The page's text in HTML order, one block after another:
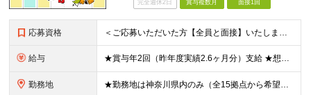
完全週休2日 賞与複数月 面接1回
応募資格 ＜ご応募いただいた方【全員と面接】いたします！＞ ●学歴不問、職種・業種未経験歓迎！ ●普通自動車免許をお持ちの方（AT限定可） ●65歳未満の方（定年年齢を上限とするため） 【こういった方も大歓迎
給与 ★賞与年2回（昨年度実績2.6ヶ月分）支給 ★想定年収400万円～ ★想定月収251,000円～267,000円 ★入社祝い金15万円あり（規定あり） 月給221,000円～236,000円＋残業手
勤務地 ★勤務地は神奈川県内のみ（全15拠点から希望を考慮） ※以下のいずれかの勤務地への配属となります ※車・バイク通勤OK ※転居を伴う転勤はありません ・神奈川県藤沢市朝日町（最寄り駅：藤沢駅） ・神